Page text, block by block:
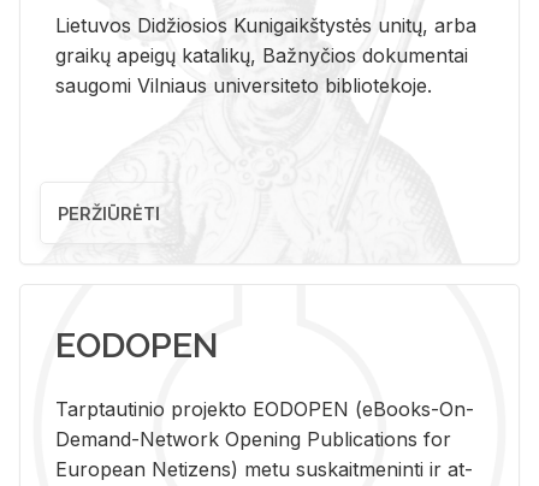
Lietuvos Didžiosios Kunigaikštystės unitų, arba
graikų apeigų katalikų, Bažnyčios dokumentai
saugomi Vilniaus universiteto bibliotekoje.
PERŽIŪRĖTI
EODOPEN
Tarp­tau­ti­nio pro­jek­to EO­DO­PEN (eBo­oks-On-
De­mand-Ne­twork Ope­ning Pub­li­ca­tions for
Eu­ro­pe­an Ne­ti­zens) metu su­skait­me­nin­ti ir at­